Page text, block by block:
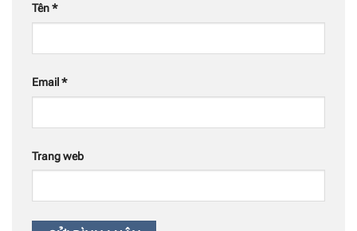
Tên*
Email *
Trang web